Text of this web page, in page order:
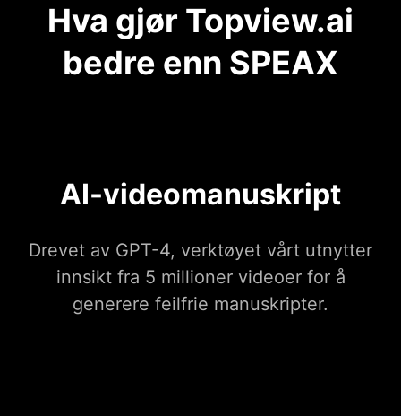
Hva gjør Topview.ai
bedre enn SPEAX
AI-videomanuskript
Drevet av GPT-4, verktøyet vårt utnytter
innsikt fra 5 millioner videoer for å
generere feilfrie manuskripter.